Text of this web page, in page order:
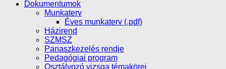
Dokumentumok
Munkaterv
Éves munkaterv (.pdf)
Házirend
SZMSZ
Panaszkezelés rendje
Pedagógiai program
Osztályozó vizsga témakörei